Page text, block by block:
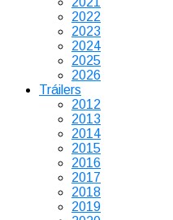
2022
2023
2024
2025
2026
Tráilers
2012
2013
2014
2015
2016
2017
2018
2019